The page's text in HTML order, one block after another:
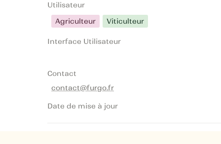
Utilisateur
Agriculteur
Viticulteur
Interface Utilisateur
Contact
contact@furgo.fr
Date de mise à jour